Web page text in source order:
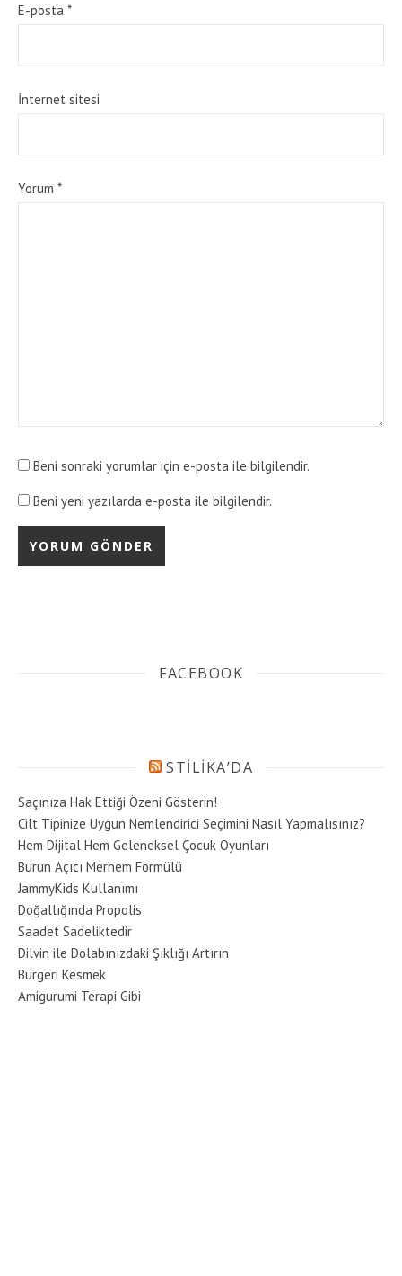
E-posta *
İnternet sitesi
Yorum *
Beni sonraki yorumlar için e-posta ile bilgilendir.
Beni yeni yazılarda e-posta ile bilgilendir.
FACEBOOK
STILIKA’DA
Saçınıza Hak Ettiği Özeni Gösterin!
Cilt Tipinize Uygun Nemlendirici Seçimini Nasıl Yapmalısınız?
Hem Dijital Hem Geleneksel Çocuk Oyunları
Burun Açıcı Merhem Formülü
JammyKids Kullanımı
Doğallığında Propolis
Saadet Sadeliktedir
Dilvin ile Dolabınızdaki Şıklığı Artırın
Burgeri Kesmek
Amigurumi Terapi Gibi